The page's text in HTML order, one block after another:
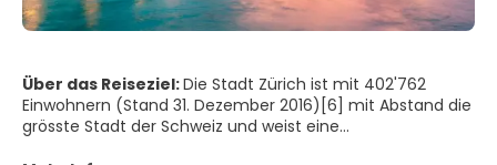
Über das Reiseziel:Die Stadt Zürich ist mit 402'762
Einwohnern (Stand 31. Dezember 2016)[6] mit Abstand die
grösste Stadt der Schweiz und weist eine